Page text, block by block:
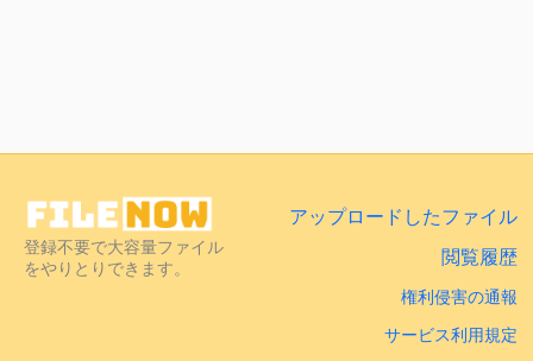
登録不要で大容量ファイル
をやりとりできます。
アップロードしたファイル
閲覧履歴
権利侵害の通報
サービス利用規定